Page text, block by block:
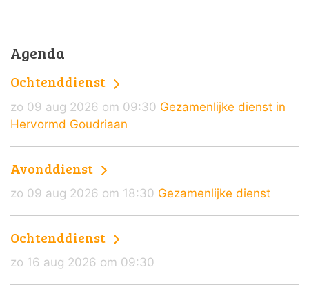
Agenda
Ochtenddienst
zo 09 aug 2026 om 09:30 Gezamenlijke dienst in
Hervormd Goudriaan
Avonddienst
zo 09 aug 2026 om 18:30 Gezamenlijke dienst
Ochtenddienst
zo 16 aug 2026 om 09:30